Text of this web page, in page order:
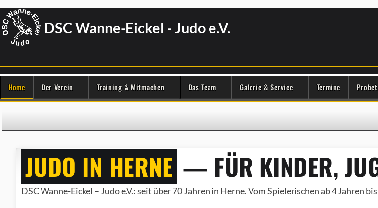
DSC Wanne-Eickel - Judo e.V.
Home Der Verein Training & Mitmachen Das Team Galerie & Service Termine
JUDO IN HERNE — FÜR KINDER,
DSC Wanne-Eickel – Judo e.V.: seit über 70 Jahren in Herne. Vom Spielerischen ab 4 Jahren